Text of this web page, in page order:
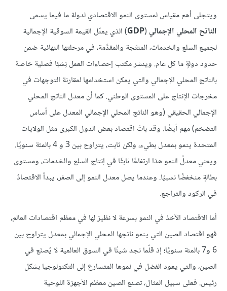
ويتجلى أهم مقياس لمستوى النمو الاقتصادي لدولة ما فيما يسمى
الناتح المحلي الإجمالي (
GDP) الذي يمثّل القيمة السوقية الإجمالية
لجميع السلع والخدمات، المنتَجة والمقدَّمة، في مرحلتها النهائية ضمن
حدود دولةٍ ما كل عام. وينشر مكتب إحصاءات العمل نِسَبًا فصلية خاصة
بالناتج المحلي الإجمالي والتي يمكن استخدامها لمقارنة التوجهات في
مخرجات الإنتاج على المستوى الوطني. كما أن معدل الناتج المحلي
الإجمالي الحقيقي (وهو الناتج المحلي الإجمالي المعدل على أساس
التضخم) مهم أيضًا. وقد باتَ اقتصاد بعض الدول الكبرى مثل الولايات
المتحدة ينمو بمعدل بطيء، ولكن ثابت، يتراوح بين 3 و 4 بالمئة سنويًا.
ويعني معدلُ النمو هذا ارتفاعًا ثابتًا في إنتاج السلع والخدمات، ومستوى
بطالةٍ منخفضًا نسبيًا. وعندما يصل معدل النمو إلى الصفر، يبدأ الاقتصادُ
في الركود والتراجع.
أما الاقتصاد الآخذ في النمو بسرعة لا نظيرَ لها في معظم اقتصادات العالم،
فهو اقتصاد الصين التي ينمو ناتجها المحلي الإجمالي بمعدل يتراوح بين
6 و7 بالمئة سنويًا؛ إذ قلّما نجد شيئًا في السوق العالمية لا يُصنَع في
الصين، والتي يعود الفضل في نموها المتسارع إلى التكنولوجيا بشكل
رئيس. فعلى سبيل المثال، تصنع الصين معظم الأجهزة اللوحية